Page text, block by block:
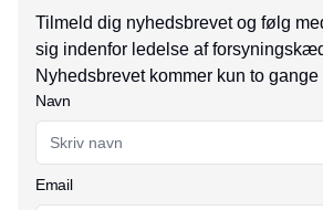
Tilmeld dig nyhedsbrevet og følg
sig indenfor ledelse af
Nyhedsbrevet kommer kun to gange
Navn
Email